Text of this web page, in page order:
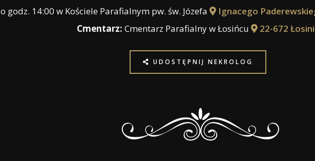
o godz. 14:00 w Kościele Parafialnym pw. św. Józefa
Ignacego
Cmentarz: Cmentarz Parafialny w Łosińcu 22-672
UDOSTĘPNIJ NEKROLOG